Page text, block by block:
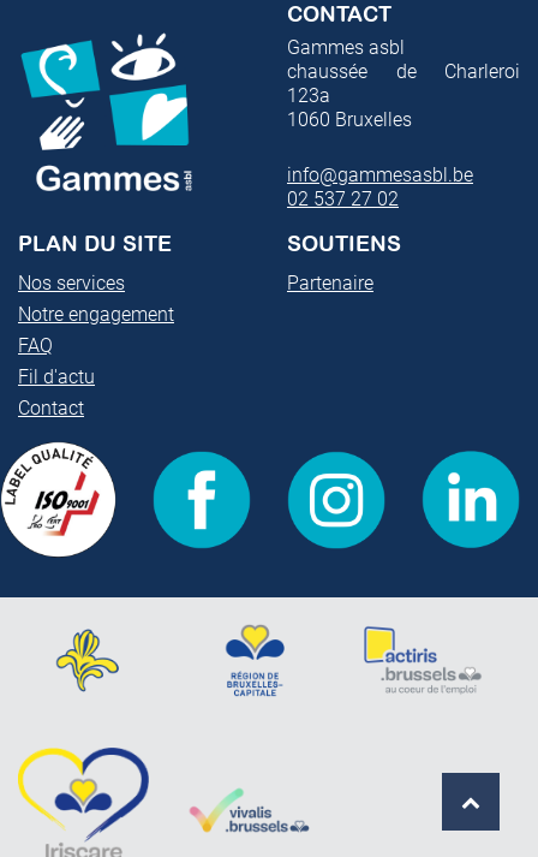
CONTACT
Gammes asbl
chaussée de Charleroi
123a
1060 Bruxelles
info@gammesasbl.be
02 537 27 02
PLAN DU SITE
Nos services
Notre engagement
FAQ
Fil d'actu
Contact
SOUTIENS
Partenaire